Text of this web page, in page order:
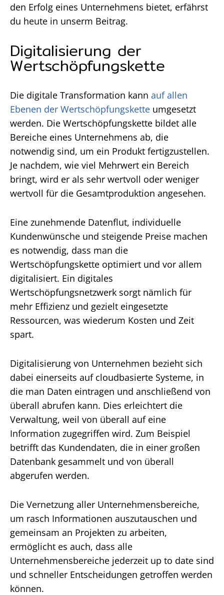
den Erfolg eines Unternehmens bietet, erfährst
du heute in unserm Beitrag.
Digitalisierung der
Wertschöpfungskette
Die digitale Transformation kann auf allen
Ebenen der Wertschöpfungskette umgesetzt
werden. Die Wertschöpfungskette bildet alle
Bereiche eines Unternehmens ab, die
notwendig sind, um ein Produkt fertigzustellen.
Je nachdem, wie viel Mehrwert ein Bereich
bringt, wird er als sehr wertvoll oder weniger
wertvoll für die Gesamtproduktion angesehen.
Eine zunehmende Datenflut, individuelle
Kundenwünsche und steigende Preise machen
es notwendig, dass man die
Wertschöpfungskette optimiert und vor allem
digitalisiert. Ein digitales
Wertschöpfungsnetzwerk sorgt nämlich für
mehr Effizienz und gezielt eingesetzte
Ressourcen, was wiederum Kosten und Zeit
spart.
Digitalisierung von Unternehmen bezieht sich
dabei einerseits auf cloudbasierte Systeme, in
die man Daten eintragen und anschließend von
überall abrufen kann. Dies erleichtert die
Verwaltung, weil von überall auf eine
Information zugegriffen wird. Zum Beispiel
betrifft das Kundendaten, die in einer großen
Datenbank gesammelt und von überall
abgerufen werden.
Die Vernetzung aller Unternehmensbereiche,
um rasch Informationen auszutauschen und
gemeinsam an Projekten zu arbeiten,
ermöglicht es auch, dass alle
Unternehmensbereiche jederzeit up to date sind
und schneller Entscheidungen getroffen werden
können.